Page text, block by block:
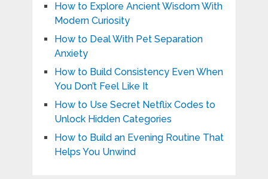
How to Explore Ancient Wisdom With
Modern Curiosity
How to Deal With Pet Separation
Anxiety
How to Build Consistency Even When
You Don’t Feel Like It
How to Use Secret Netflix Codes to
Unlock Hidden Categories
How to Build an Evening Routine That
Helps You Unwind